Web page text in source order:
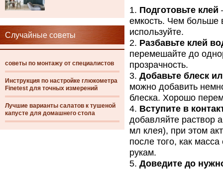
Случайные советы
советы по монтажу от специалистов
Инструкция по настройке глюкометра
Finetest для точных измерений
Лучшие варианты салатов к тушеной
капусте для домашнего стола
Подготовьте клей
емкость. Чем больше
используйте.
Разбавьте клей
перемешайте до
прозрачность.
Добавьте блеск
можно добавить
блеска. Хорошо
Вступите в
добавляйте раствор
мл клея), при этом
после того, как масса
рукам.
Доведите до